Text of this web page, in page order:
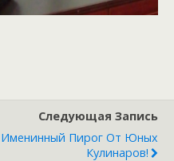
Следующая Запись
Именинный Пирог От Юных
Кулинаров!